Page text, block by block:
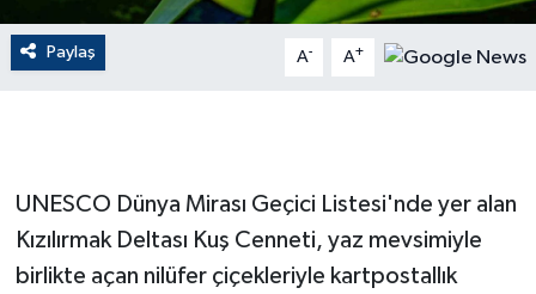
Paylaş A- A+
UNESCO Dünya Mirası Geçici Listesi'nde yer alan
Kızılırmak Deltası Kuş Cenneti, yaz mevsimiyle
birlikte açan nilüfer çiçekleriyle kartpostallık
English News
Gayrimenkul
GENEL